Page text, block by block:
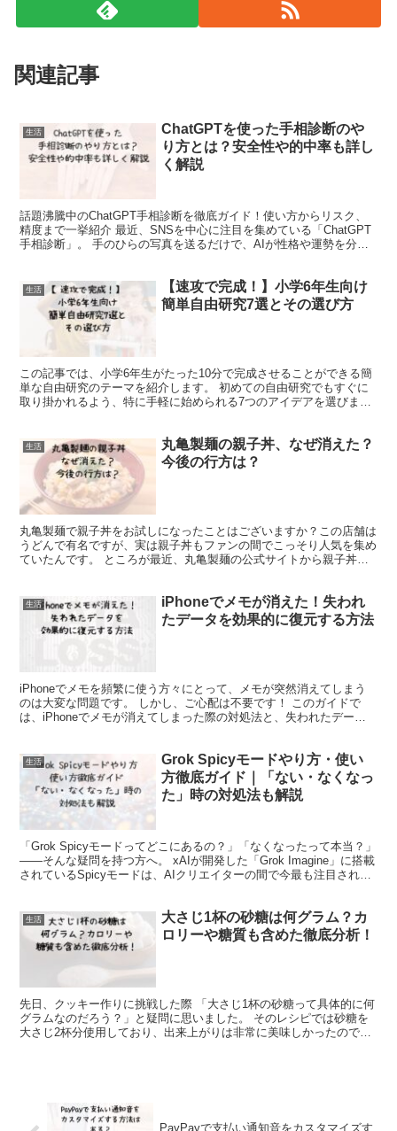
関連記事
生活
ChatGPTを使った手相診断のや
り方とは？安全性や的中率も詳し
く解説
話題沸騰中のChatGPT手相診断を徹底ガイド！使い方からリスク、
精度まで一挙紹介 最近、SNSを中心に注目を集めている「ChatGPT
手相診断」。 手のひらの写真を送るだけで、AIが性格や運勢を分析
生活
【速攻で完成！】小学6年生向け
簡単自由研究7選とその選び方
この記事では、小学6年生がたった10分で完成させることができる簡
単な自由研究のテーマを紹介します。 初めての自由研究でもすぐに
取り掛かれるよう、特に手軽に始められる7つのアイデアを選びまし
生活
丸亀製麺の親子丼、なぜ消えた？
今後の行方は？
丸亀製麺で親子丼をお試しになったことはございますか？この店舗は
うどんで有名ですが、実は親子丼もファンの間でこっそり人気を集め
ていたんです。 ところが最近、丸亀製麺の公式サイトから親子丼の
生活
iPhoneでメモが消えた！失われ
たデータを効果的に復元する方法
iPhoneでメモを頻繁に使う方々にとって、メモが突然消えてしまう
のは大変な問題です。 しかし、ご心配は不要です！ このガイドで
は、iPhoneでメモが消えてしまった際の対処法と、失われたデータ
生活
Grok Spicyモードやり方・使い
方徹底ガイド｜「ない・なくなっ
た」時の対処法も解説
「Grok Spicyモードってどこにあるの？」「なくなったって本当？」
――そんな疑問を持つ方へ。 xAIが開発した「Grok Imagine」に搭載
されているSpicyモードは、AIクリエイターの間で今最も注目されて
生活
大さじ1杯の砂糖は何グラム？カ
ロリーや糖質も含めた徹底分析！
先日、クッキー作りに挑戦した際 「大さじ1杯の砂糖って具体的に何
グラムなのだろう？」と疑問に思いました。 そのレシピでは砂糖を
大さじ2杯分使用しており、出来上がりは非常に美味しかったのです
PayPayで支払い通知音をカスタマイズす